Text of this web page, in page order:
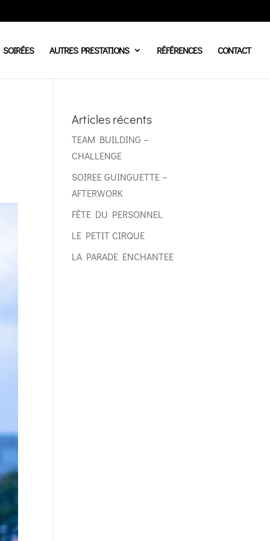
SOIRÉES AUTRES PRESTATIONS RÉFÉRENCES CONTACT
Articles récents
TEAM BUILDING –
CHALLENGE
SOIREE GUINGUETTE –
AFTERWORK
FÊTE DU PERSONNEL
LE PETIT CIRQUE
LA PARADE ENCHANTEE